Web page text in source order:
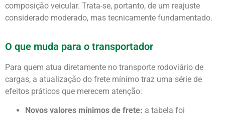
composição veicular. Trata-se, portanto, de um reajuste
considerado moderado, mas tecnicamente fundamentado.
O que muda para o transportador
Para quem atua diretamente no transporte rodoviário de
cargas, a atualização do frete mínimo traz uma série de
efeitos práticos que merecem atenção:
Novos valores mínimos de frete: a tabela foi